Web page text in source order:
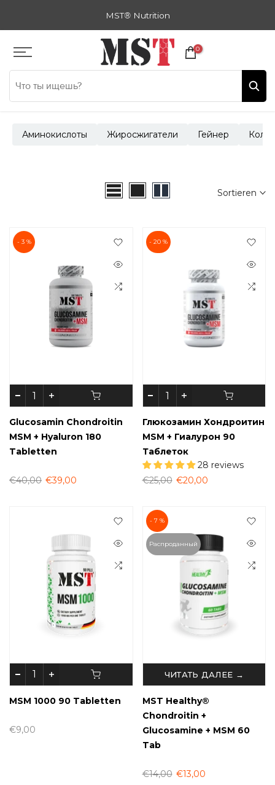
MST®Nutrition
0
Аминокислоты Жиросжигатели Гейнер
Sortieren
- 3 %
Glucosamin Chondroitin
MSM + Hyaluron 180
Tabletten
€40,00 €39,00
- 20 %
Глюкозамин Хондроитин
MSM + Гиалурон 90
Таблеток
28 reviews
€25,00 €20,00
MSM 1000 90 Tabletten
€9,00
- 7 %
Распроданный
ЧИТАТЬ ДАЛЕЕ →
MST Healthy®
Chondroitin +
Glucosamine + MSM 60
Tab
€14,00 €13,00